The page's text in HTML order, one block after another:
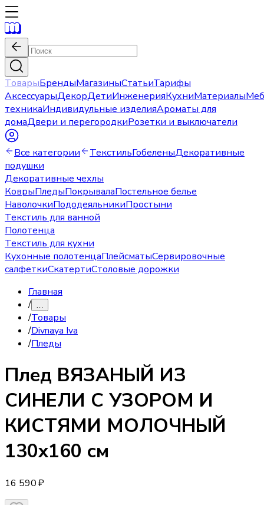
ТоварыБрендыМагазиныСтатьиТарифы
АксессуарыДекорДетиИнженерияКухниМатериалы
техникаИндивидульные изделияАроматы для
домаДвери и перегородкиРозетки и выключатели
Все категории ТекстильГобеленыДекоративные
подушки
Декоративные чехлы
КоврыПледыПокрывалаПостельное белье
НаволочкиПододеяльникиПростыни
Текстиль для ванной
Полотенца
Текстиль для кухни
Кухонные полотенцаПлейсматыСервировочные
салфеткиСкатертиСтоловые дорожки
Главная
/ …
/Товары
/Divnaya Iva
/Пледы
Плед ВЯЗАНЫЙ ИЗ
СИНЕЛИ С УЗОРОМ И
КИСТЯМИ МОЛОЧНЫЙ
130х160 см
16 590 ₽